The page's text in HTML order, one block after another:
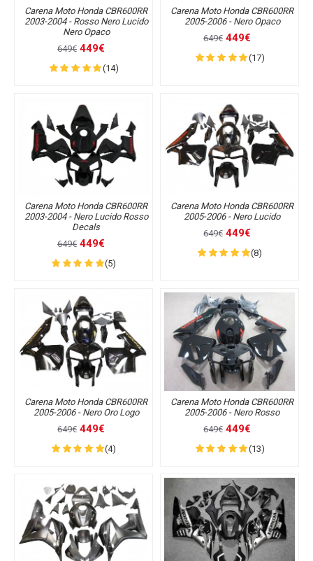
Carena Moto Honda CBR600RR
2003-2004 - Rosso Nero Lucido
Nero Opaco
649€ 449€
(14)
Carena Moto Honda CBR600RR
2005-2006 - Nero Opaco
649€ 449€
(17)
Carena Moto Honda CBR600RR
2003-2004 - Nero Lucido Rosso
Decals
649€ 449€
(5)
Carena Moto Honda CBR600RR
2005-2006 - Nero Lucido
649€ 449€
(8)
Carena Moto Honda CBR600RR
2005-2006 - Nero Oro Logo
649€ 449€
(4)
Carena Moto Honda CBR600RR
2005-2006 - Nero Rosso
649€ 449€
(13)